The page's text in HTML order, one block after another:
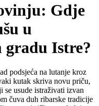
Gdje
u
Istre?
podsjeća na lutanje kroz
kutak skriva novu priču,
usude istraživati izvan
čuva duh ribarske tradicije